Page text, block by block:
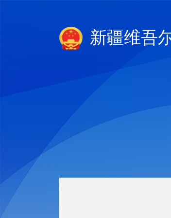
新疆维吾